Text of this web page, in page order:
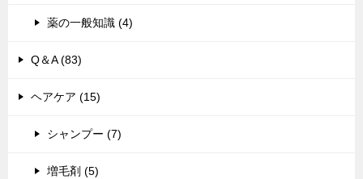
薬の一般知識 (4)
Q＆A (83)
ヘアケア (15)
シャンプー (7)
増毛剤 (5)